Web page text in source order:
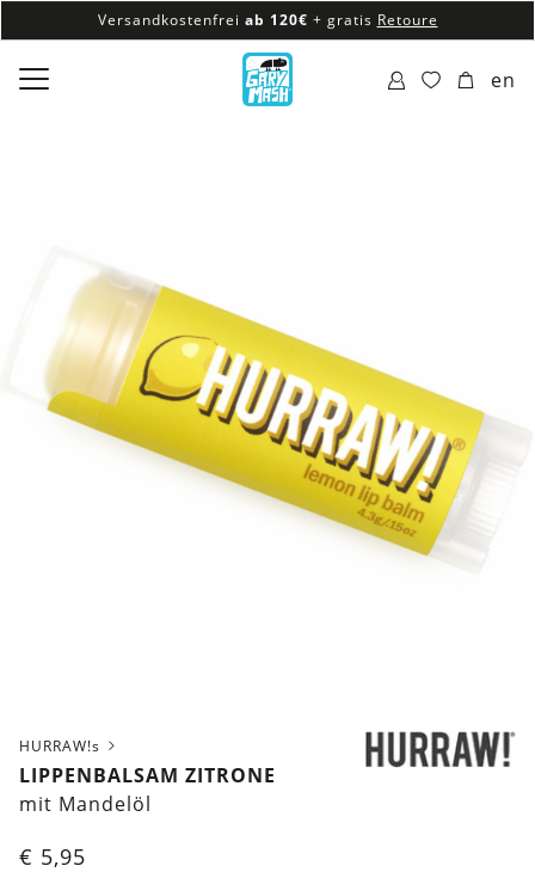
Versandkostenfrei ab 120€ + gratis Retoure
100% veganes & fair produziertes Sortiment
Versandkostenfrei ab 120€
en
HURRAW!s
LIPPENBALSAM ZITRONE
mit Mandelöl
€ 5,95